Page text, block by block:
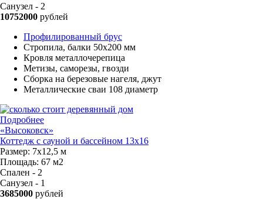
Санузел - 2
10752000 рублей
Профилированный брус
Стропила, балки 50х200 мм
Кровля металлочерепица
Метизы, саморезы, гвозди
Сборка на березовые нагеля, джут
Металлические сваи 108 диаметр
Подробнее
«Высоковск»
Коттедж с сауной и бассейном 13х16
Размер: 7х12,5 м
Площадь: 67 м2
Спален - 2
Санузел - 1
3685000 рублей